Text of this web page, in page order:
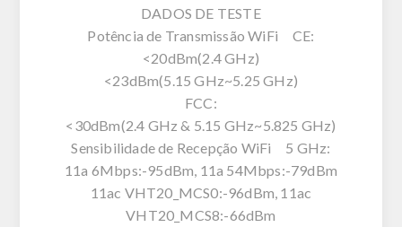
DADOS DE TESTE
Potência de Transmissão WiFi CE:
<20dBm(2.4 GHz)
<23dBm(5.15 GHz~5.25 GHz)
FCC:
<30dBm(2.4 GHz & 5.15 GHz~5.825 GHz)
Sensibilidade de Recepção WiFi 5 GHz:
11a 6Mbps:-95dBm, 11a 54Mbps:-79dBm
11ac VHT20_MCS0:-96dBm, 11ac
VHT20_MCS8:-66dBm